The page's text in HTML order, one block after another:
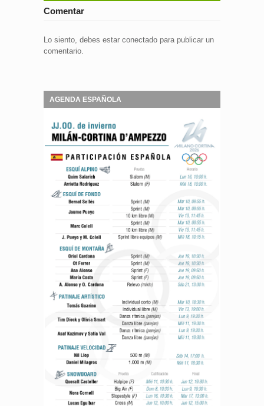
Comentar
Lo siento, debes estar conectado para publicar un
comentario.
AGENDA ESPAÑOLA